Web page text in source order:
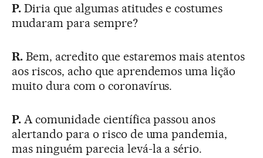
P.Diria que algumas atitudes e costumes
mudaram para sempre?
R.Bem, acredito que estaremos mais atentos
aos riscos, acho que aprendemos uma lição
muito dura com o coronavírus.
P. A comunidade científica passou anos
alertando para o risco de uma pandemia,
mas ninguém parecia levá-la a sério.